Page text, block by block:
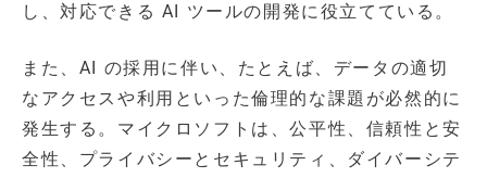
し、対応できる AI ツールの開発に役立てている。
また、AI の採用に伴い、たとえば、データの適切
なアクセスや利用といった倫理的な課題が必然的に
発生する。マイクロソフトは、公平性、信頼性と安
全性、プライバシーとセキュリティ、ダイバーシテ